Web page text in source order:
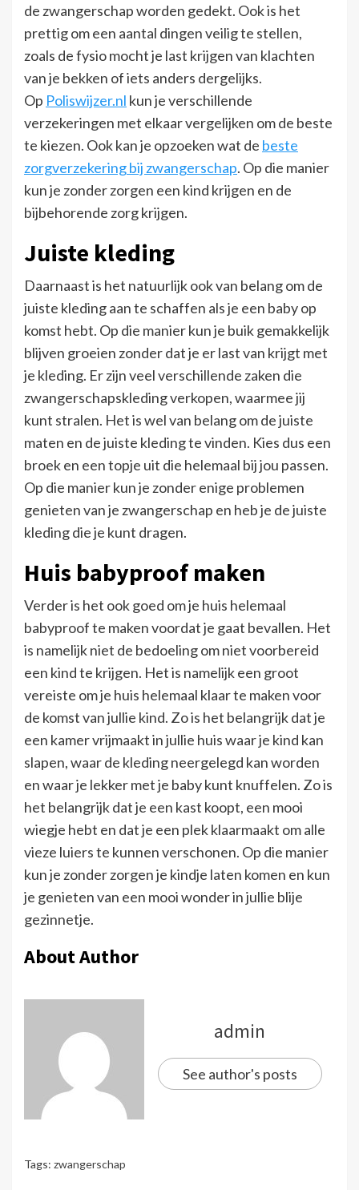
de zwangerschap worden gedekt. Ook is het
prettig om een aantal dingen veilig te stellen,
zoals de fysio mocht je last krijgen van klachten
van je bekken of iets anders dergelijks.
Op Poliswijzer.nl kun je verschillende
verzekeringen met elkaar vergelijken om de beste
te kiezen. Ook kan je opzoeken wat de beste
zorgverzekering bij zwangerschap. Op die manier
kun je zonder zorgen een kind krijgen en de
bijbehorende zorg krijgen.
Juiste kleding
Daarnaast is het natuurlijk ook van belang om de
juiste kleding aan te schaffen als je een baby op
komst hebt. Op die manier kun je buik gemakkelijk
blijven groeien zonder dat je er last van krijgt met
je kleding. Er zijn veel verschillende zaken die
zwangerschapskleding verkopen, waarmee jij
kunt stralen. Het is wel van belang om de juiste
maten en de juiste kleding te vinden. Kies dus een
broek en een topje uit die helemaal bij jou passen.
Op die manier kun je zonder enige problemen
genieten van je zwangerschap en heb je de juiste
kleding die je kunt dragen.
Huis babyproof maken
Verder is het ook goed om je huis helemaal
babyproof te maken voordat je gaat bevallen. Het
is namelijk niet de bedoeling om niet voorbereid
een kind te krijgen. Het is namelijk een groot
vereiste om je huis helemaal klaar te maken voor
de komst van jullie kind. Zo is het belangrijk dat je
een kamer vrijmaakt in jullie huis waar je kind kan
slapen, waar de kleding neergelegd kan worden
en waar je lekker met je baby kunt knuffelen. Zo is
het belangrijk dat je een kast koopt, een mooi
wiegje hebt en dat je een plek klaarmaakt om alle
vieze luiers te kunnen verschonen. Op die manier
kun je zonder zorgen je kindje laten komen en kun
je genieten van een mooi wonder in jullie blije
gezinnetje.
About Author
admin
See author's posts
Tags: zwangerschap